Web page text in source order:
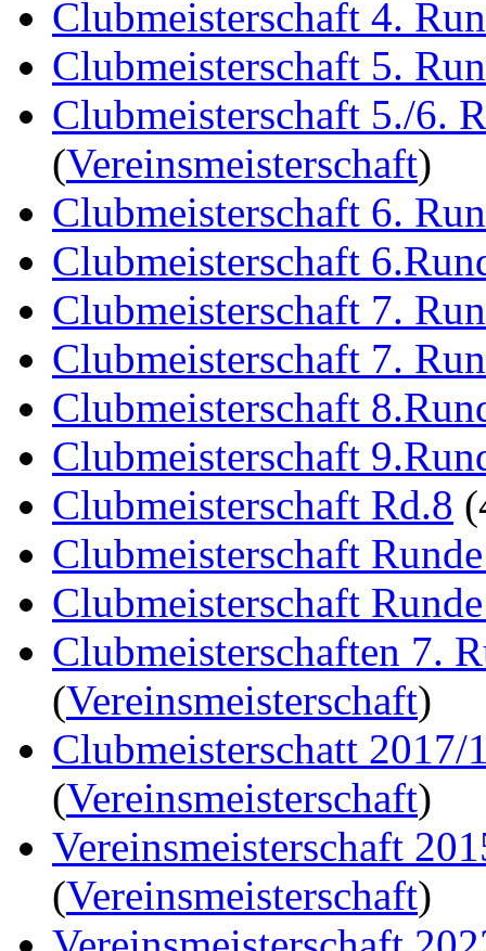
Clubmeisterschaft 4.
Clubmeisterschaft 5.
Clubmeisterschaft 5./6.
(Vereinsmeisterschaft)
Clubmeisterschaft 6.
Clubmeisterschaft
Clubmeisterschaft 7.
Clubmeisterschaft 7.
Clubmeisterschaft
Clubmeisterschaft
Clubmeisterschaft Rd.8
Clubmeisterschaft
Clubmeisterschaft
Clubmeisterschaften 7.
(Vereinsmeisterschaft)
Clubmeisterschatt 2017/
(Vereinsmeisterschaft)
Vereinsmeisterschaft
(Vereinsmeisterschaft)